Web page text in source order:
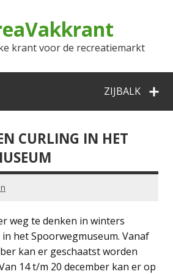
krant voor de recreatiemarkt
ZIJBALK
CURLING IN HET
weg te denken in winters
het Spoorwegmuseum. Vanaf
kan er geschaatst worden
14 t/m 20 december kan er op